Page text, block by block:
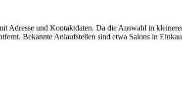
Adresse und Kontaktdaten. Da die Auswahl in
Bekannte Anlaufstellen sind etwa Salons in